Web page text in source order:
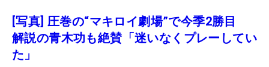
[写真] 圧巻の“マキロイ劇場”で今季2勝目
解説の青木功も絶賛「迷いなくプレーしてい
た」